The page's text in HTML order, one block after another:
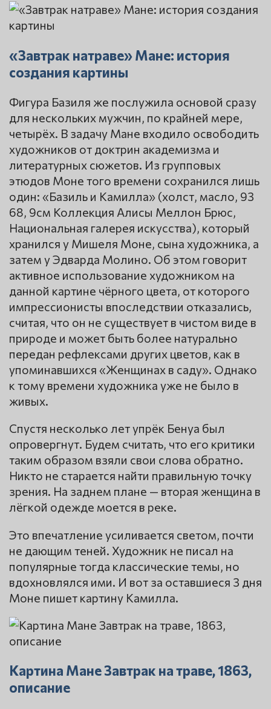
«Завтрак натраве» Мане: история
создания картины
Фигура Базиля же послужила основой сразу
для нескольких мужчин, по крайней мере,
четырёх. В задачу Мане входило освободить
художников от доктрин академизма и
литературных сюжетов. Из групповых
этюдов Моне того времени сохранился лишь
один: «Базиль и Камилла» (холст, масло, 93
68, 9см Коллекция Алисы Меллон Брюс,
Национальная галерея искусства), который
хранился у Мишеля Моне, сына художника, а
затем у Эдварда Молино. Об этом говорит
активное использование художником на
данной картине чёрного цвета, от которого
импрессионисты впоследствии отказались,
считая, что он не существует в чистом виде в
природе и может быть более натурально
передан рефлексами других цветов, как в
упоминавшихся «Женщинах в саду». Однако
к тому времени художника уже не было в
живых.
Спустя несколько лет упрёк Бенуа был
опровергнут. Будем считать, что его критики
таким образом взяли свои слова обратно.
Никто не старается найти правильную точку
зрения. На заднем плане — вторая женщина в
лёгкой одежде моется в реке.
Это впечатление усиливается светом, почти
не дающим теней. Художник не писал на
популярные тогда классические темы, но
вдохновлялся ими. И вот за оставшиеся 3 дня
Моне пишет картину Камилла.
Картина Мане Завтрак на траве, 1863,
описание